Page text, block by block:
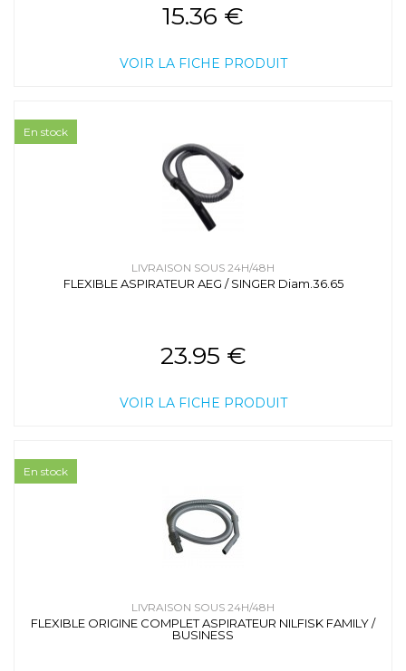
15.36 €
VOIR LA FICHE PRODUIT
LIVRAISON SOUS 24H/48H
FLEXIBLE ASPIRATEUR AEG / SINGER Diam.36.65
23.95 €
VOIR LA FICHE PRODUIT
En stock
LIVRAISON SOUS 24H/48H
FLEXIBLE ORIGINE COMPLET ASPIRATEUR NILFISK FAMILY /
BUSINESS
En stock